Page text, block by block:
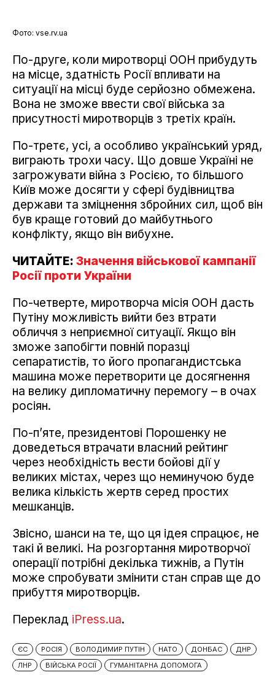
Фото: vse.rv.ua
По-друге, коли миротворці ООН прибудуть
на місце, здатність Росії впливати на
ситуації на місці буде серйозно обмежена.
Вона не зможе ввести свої війська за
присутності миротворців з третіх країн.
По-третє, усі, а особливо український уряд,
виграють трохи часу. Що довше Україні не
загрожувати війна з Росією, то більшого
Київ може досягти у сфері будівництва
держави та зміцнення збройних сил, щоб він
був краще готовий до майбутнього
конфлікту, якщо він вибухне.
ЧИТАЙТЕ: Значення військової кампанії
Росії проти України
По-четверте, миротворча місія ООН дасть
Путіну можливість вийти без втрати
обличчя з неприємної ситуації. Якщо він
зможе запобігти повній поразці
сепаратистів, то його пропагандистська
машина може перетворити це досягнення
на велику дипломатичну перемогу – в очах
росіян.
По-п’яте, президентові Порошенку не
доведеться втрачати власний рейтинг
через необхідність вести бойові дії у
великих містах, через що неминучою буде
велика кількість жертв серед простих
мешканців.
Звісно, шанси на те, що ця ідея спрацює, не
такі й великі. На розгортання миротворчої
операції потрібні декілька тижнів, а Путін
може спробувати змінити стан справ ще до
прибуття миротворців.
Переклад iPress.ua.
ЄС РОСІЯ ВОЛОДИМИР ПУТІН НАТО ДОНБАС
ДНР
ЛНР
ВІЙСЬКА РОСІЇ ГУМАНІТАРНА ДОПОМОГА